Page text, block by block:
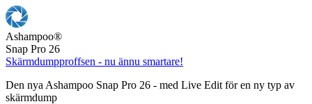
Ashampoo®
Snap Pro 26
Skärmdumpproffsen - nu ännu smartare!
Den nya Ashampoo Snap Pro 26 - med Live Edit för en ny typ av
skärmdump